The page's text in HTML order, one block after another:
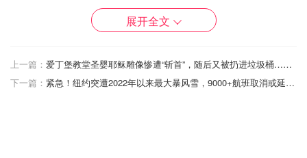
省钱君
太吓人了💥英国街头轿车失控直接“闯
入”美发沙龙，一女子受伤送医！
展开全文
上一篇：
爱丁堡教堂圣婴耶稣雕像惨遭“斩首”，随后又被扔进垃圾桶…神父当场愣住！
下一篇：
紧急！纽约突遭2022年以来最大暴风雪，9000+航班取消或延误！